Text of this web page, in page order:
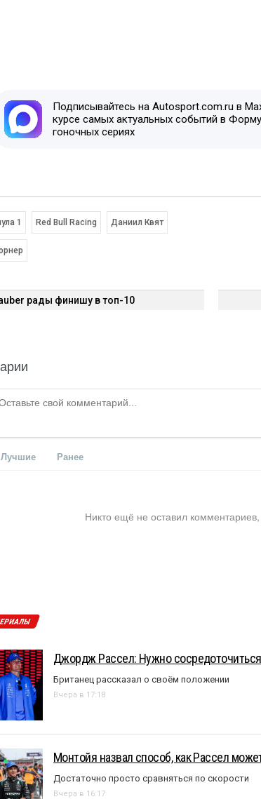
Подписывайтесь на Autosport.com.ru в
курсе самых актуальных событий в
гоночных сериях
1 Red Bull Racing Даниил Квят
рады финишу в топ-10
Лучшие Ранее
Никто ещё не оставил
Джордж Рассел: Нужно
Британец рассказал о своём положении
Вчера в 17:18
Монтойя назвал способ, как Рассел
Достаточно просто сравняться по скорости
Вчера в 16:17